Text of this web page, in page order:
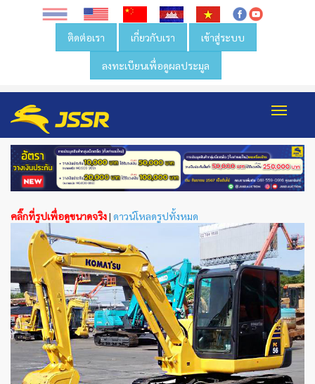
ติดต่อเรา เกี่ยวกับเรา เข้าสู่ระบบ
ลงทะเบียนเพื่อดูผลประมูล
คลิ๊กที่รูปเพื่อดูขนาดจริง| ดาวน์โหลดรูปทั้งหมด